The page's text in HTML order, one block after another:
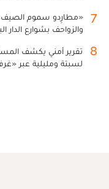
7
«مطارِدو سموم
والزواحف بشوارع الدار
8
تقرير أمني يكشف
لسبتة ومليلية عبر